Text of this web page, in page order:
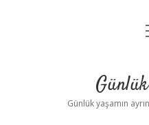
Günlük yaşamın